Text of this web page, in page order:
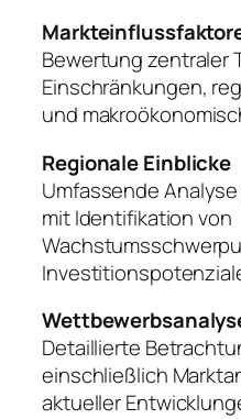
Bewertung zentraler
Einschränkungen,
und
Regionale Einblicke
Umfassende
mit Identifikation von
Detaillierte
einschließlich
aktueller